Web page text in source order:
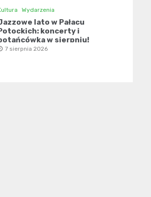
Wydarzenia
lato w Pałacu
koncerty i
w sierpniu!
7 sierpnia 2026